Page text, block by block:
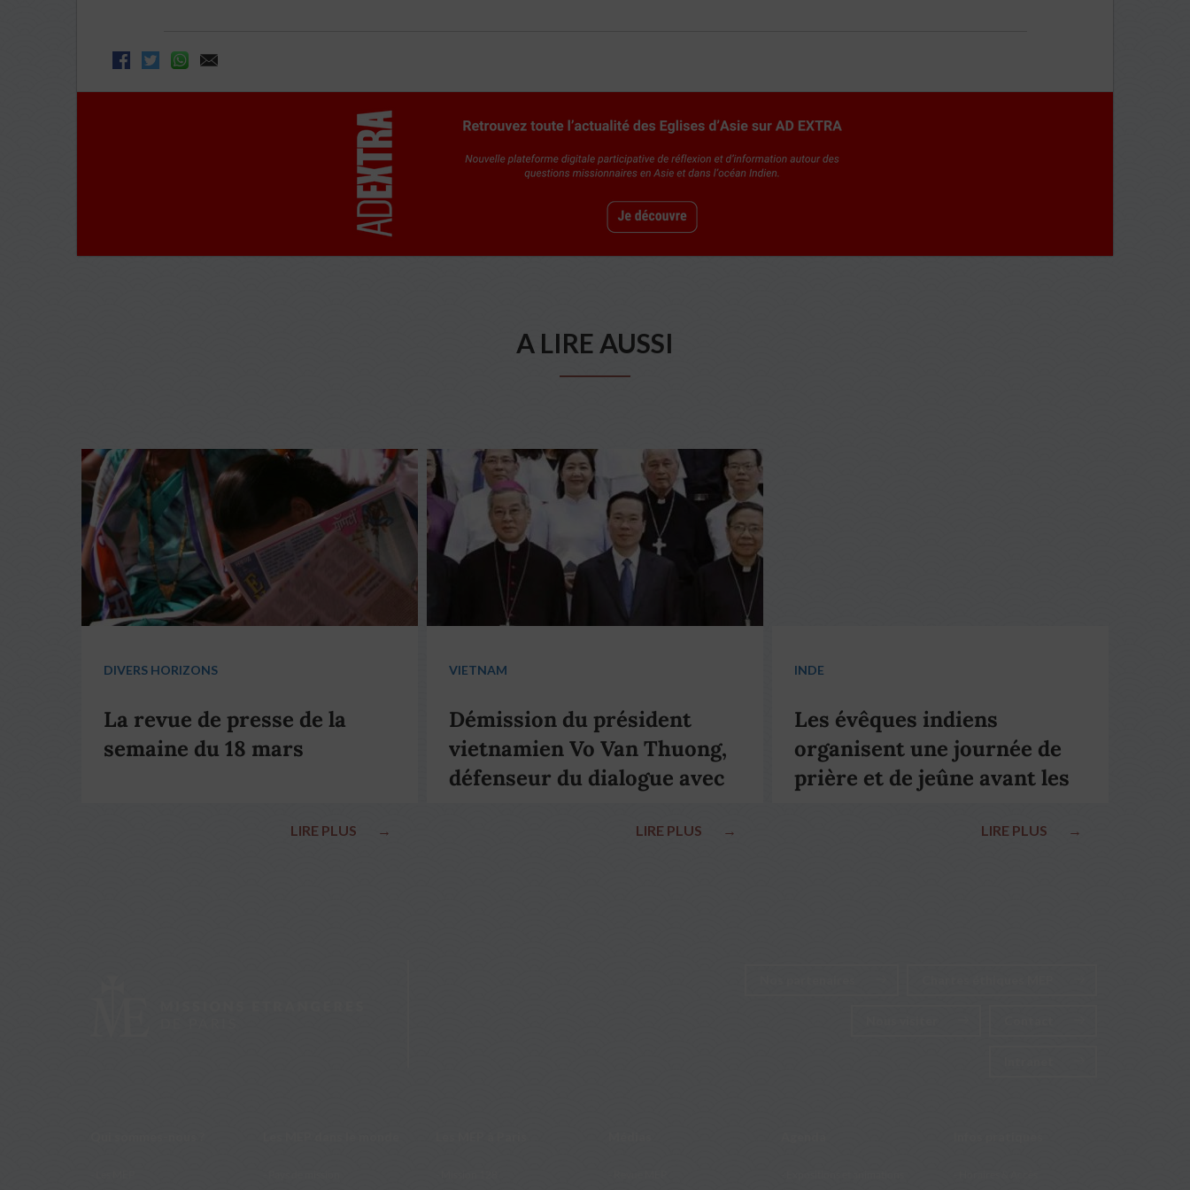
A LIRE AUSSI
DIVERS HORIZONS
La revue de presse de la
semaine du 18 mars
LIRE PLUS →
VIETNAM
Démission du président
vietnamien Vo Van Thuong,
défenseur du dialogue avec
LIRE PLUS →
INDE
Les évêques indiens
organisent une journée de
prière et de jeûne avant les
LIRE PLUS →